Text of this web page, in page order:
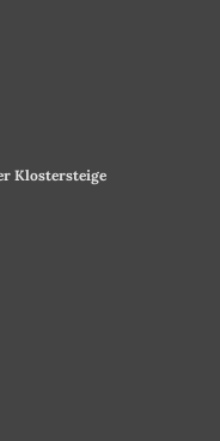
Klostersteige